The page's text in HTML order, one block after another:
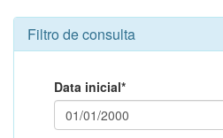
Filtro de consulta
Data inicial*